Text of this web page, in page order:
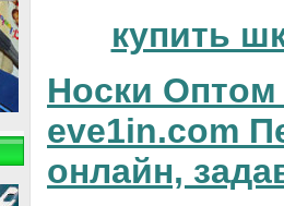
купить
Носки Оптом
eve1in.com
онлайн,